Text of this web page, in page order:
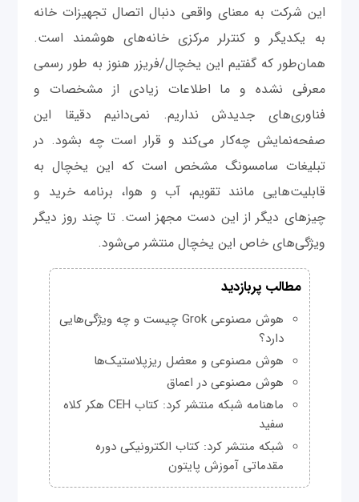
این شرکت به معنای واقعی دنبال اتصال تجهیزات خانه
به یکدیگر و کنترلر مرکزی خانه‌های هوشمند است.
همان‌طور که گفتیم این یخچال/فریزر هنوز به طور رسمی
معرفی نشده و ما اطلاعات زیادی از مشخصات و
فناوری‌های جدیدش نداریم. نمی‌دانیم دقیقا این
صفحه‌نمایش چه‌کار می‌کند و قرار است چه بشود. در
تبلیغات سامسونگ مشخص است که این یخچال به
قابلیت‌هایی مانند تقویم، آب و هوا، برنامه خرید و
چیزهای دیگر از این دست مجهز است. تا چند روز دیگر
ویژگی‌های خاص این یخچال منتشر می‌شود.
مطالب پربازدید
هوش مصنوعی Grok چیست و چه ویژگی‌هایی
دارد؟
هوش مصنوعی و معضل ریزپلاستیک‌ها
هوش مصنوعی در اعماق
ماهنامه شبکه منتشر کرد: کتاب CEH هکر کلاه
سفید
شبکه منتشر کرد: کتاب الکترونیکی دوره
مقدماتی آموزش پایتون